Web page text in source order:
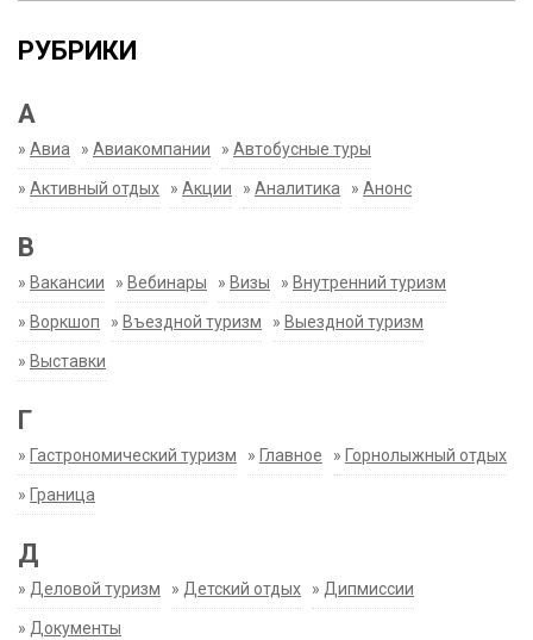
РУБРИКИ
А
» Авиа » Авиакомпании » Автобусные туры
» Активный отдых » Акции » Аналитика » Анонс
В
» Вакансии » Вебинары » Визы » Внутренний туризм
» Воркшоп » Въездной туризм » Выездной туризм
» Выставки
Г
» Гастрономический туризм » Главное » Горнолыжный отдых
» Граница
Д
» Деловой туризм » Детский отдых » Дипмиссии
» Документы